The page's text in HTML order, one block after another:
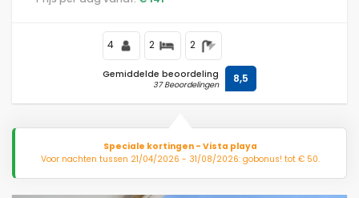
van Carihuela-strand en 0,2 km van de Middellandse
4 2 2
Gemiddelde beoordeling
37 Beoordelingen 8,5
Speciale kortingen - Vista playa
Voor nachten tussen 21/04/2026 - 31/08/2026: gobonus! tot € 50.